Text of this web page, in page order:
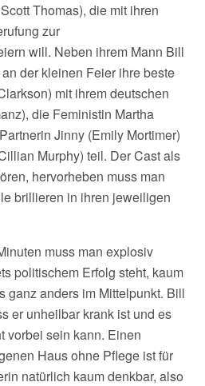
Thomas), die mit ihren
zur
will. Neben ihrem Mann Bill
der kleinen Feier ihre beste
mit ihrem deutschen
die Feministin Martha
Jinny (Emily Mortimer)
Murphy) teil. Der Cast als
hervorheben muss man
brillieren in ihren jeweiligen
muss man explosiv
politischem Erfolg steht, kaum
ganz anders im Mittelpunkt. Bill
er unheilbar krank ist und es
vorbei sein kann. Einen
Haus ohne Pflege ist für
natürlich kaum denkbar, also